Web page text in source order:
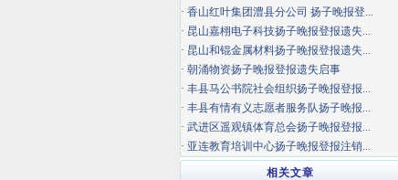
· 香山红叶集团澧县分公司 扬子晚报登...
· 昆山嘉栩电子科技扬子晚报登报遗失...
· 昆山和锟金属材料扬子晚报登报遗失...
· 朝涌物资扬子晚报登报遗失启事
· 丰县马公书院社会组织扬子晚报登报...
· 丰县有情有义志愿者服务队扬子晚报...
· 武进区遥观镇体育总会扬子晚报登报...
· 亚连教育培训中心扬子晚报登报注销...
相关文章